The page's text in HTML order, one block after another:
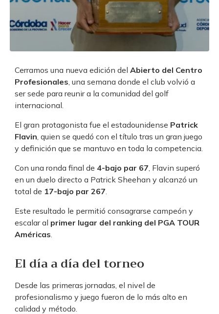
Cerramos una nueva edición del Abierto del Centro
Profesionales , una semana donde el club volvió a
ser sede para reunir a la comunidad del golf
internacional.
El gran protagonista fue el estadounidense Patrick
Flavin , quien se quedó con el título tras un gran juego
y definición que se mantuvo en toda la competencia.
Con una ronda final de 4-bajo par 67 , Flavin superó
en un duelo directo a Patrick Sheehan y alcanzó un
total de 17-bajo par 267
Este resultado le permitió consagrarse campeón y
escalar al primer lugar del ranking del PGA TOUR
Américas
El día a día del torneo
Desde las primeras jornadas, el nivel de
profesionalismo y juego fueron de lo más alto en
calidad y método.